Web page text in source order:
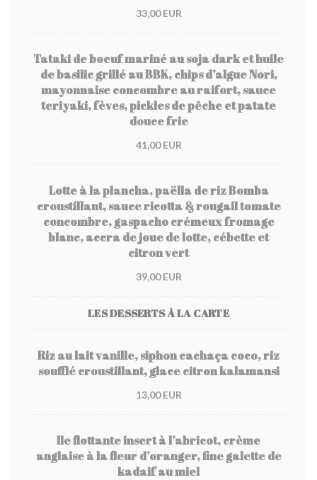
33,00 EUR
Tataki de boeuf mariné au soja dark et huile
de basilic grillé au BBK, chips d’algue Nori,
mayonnaise concombre au raifort, sauce
teriyaki, fèves, pickles de pêche et patate
douce frie
41,00 EUR
Lotte à la plancha, paëlla de riz Bomba
croustillant, sauce ricotta & rougail tomate
concombre, gaspacho crémeux fromage
blanc, accra de joue de lotte, cébette et
citron vert
39,00 EUR
LES DESSERTS À LA CARTE
Riz au lait vanille, siphon cachaça coco, riz
soufflé croustillant, glace citron kalamansi
13,00 EUR
Ile flottante insert à l’abricot, crème
anglaise à la fleur d’oranger, fine galette de
kadaif au miel